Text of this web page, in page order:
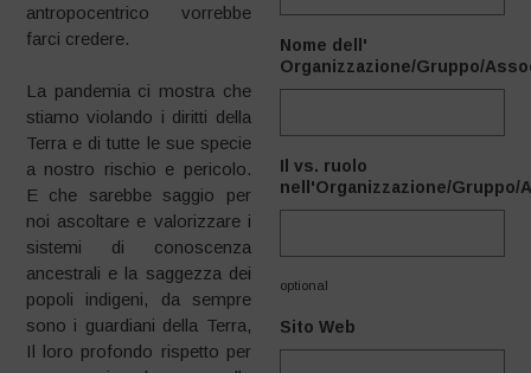
antropocentrico vorrebbe
farci credere.
La pandemia ci mostra che
stiamo violando i diritti della
Terra e di tutte le sue specie
a nostro rischio e pericolo.
E che sarebbe saggio per
noi ascoltare e valorizzare i
sistemi di conoscenza
ancestrali e la saggezza dei
popoli indigeni, da sempre
sono i guardiani della Terra,
Il loro profondo rispetto per
Nome dell'
Organizzazione/Gruppo/
Il vs. ruolo
nell'Organizzazione/Gruppo/
optional
Sito Web